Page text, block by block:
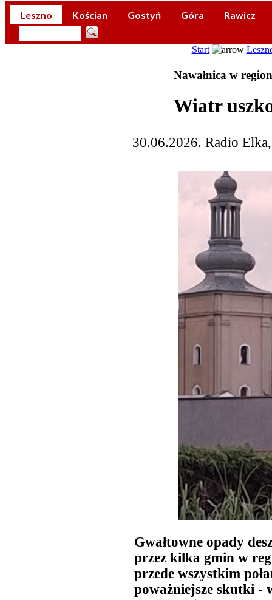
Leszno Kościan Gostyń Góra Rawicz
Start
Nawałnica w
Wiatr
30.06.2026. Radio
Gwałtowne opady
przez kilka gmin w
przede wszystkim
poważniejsze skutki -